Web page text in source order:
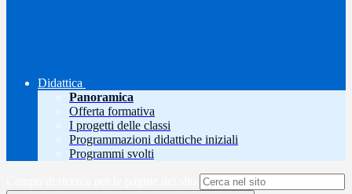
Didattica
Panoramica
Offerta formativa
I progetti delle classi
Programmazioni didattiche iniziali
Programmi svolti